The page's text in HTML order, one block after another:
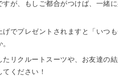
が、もしご都合がつけば、一緒
でプレゼントされますと「いつ
リクルートスーツや、お友達の
ください！